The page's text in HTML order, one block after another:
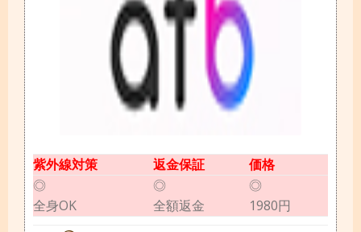
紫外線対策 返金保証
価格
◎
全身OK
◎
全額返金
◎
1980円